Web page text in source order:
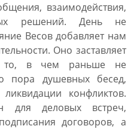
взаимодействия,
решений. День не
Весов добавляет нам
Оно заставляет
то, в чем раньше не
пора душевных бесед,
конфликтов.
для деловых встреч,
договоров, а